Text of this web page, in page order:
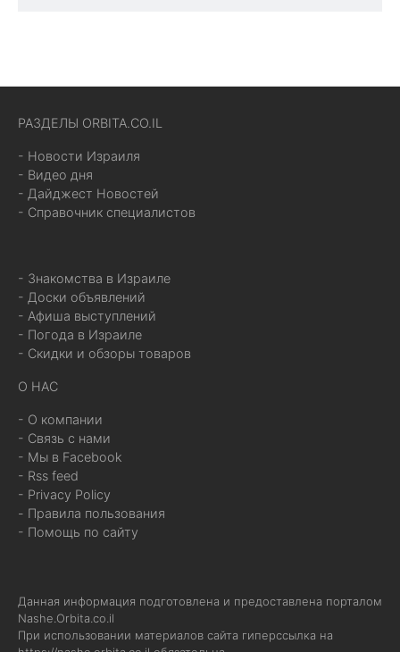
РАЗДЕЛЫ ORBITA.CO.IL
- Новости Израиля
- Видео дня
- Дайджест Новостей
- Справочник специалистов
- Знакомства в Израиле
- Доски объявлений
- Афиша выступлений
- Погода в Израиле
- Скидки и обзоры товаров
О НАС
- О компании
- Связь с нами
- Мы в Facebook
- Rss feed
- Privacy Policy
- Правила пользования
- Помощь по сайту
Данная информация подготовлена и предоставлена порталом
Nashe.Orbita.co.il
При использовании материалов сайта гиперссылка на